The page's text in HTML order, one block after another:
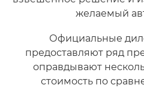
желаемый
Официальные
предоставляют ряд
оправдывают
стоимость по